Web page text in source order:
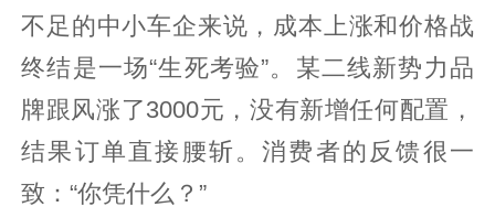
不足的中小车企来说，成本上涨和价格战
终结是一场“生死考验”。某二线新势力品
牌跟风涨了3000元，没有新增任何配置，
结果订单直接腰斩。消费者的反馈很一
致：“你凭什么？”